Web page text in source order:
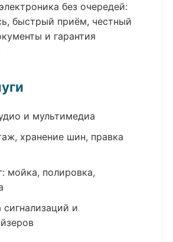
без очередей:
быстрый приём, честный
и гарантия
и мультимедиа
хранение шин, правка
мойка, полировка,
сигнализаций и